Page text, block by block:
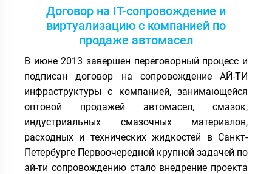
Договор на IT-сопровождение и
виртуализацию с компанией по
продаже автомасел
В июне 2013 завершен переговорный процесс и
подписан договор на сопровождение АЙ-ТИ
инфраструктуры с компанией, занимающейся
оптовой продажей автомасел, смазок,
индустриальных смазочных материалов,
расходных и технических жидкостей в Санкт-
Петербурге Первоочередной крупной задачей по
ай-ти сопровождению стало внедрение проекта